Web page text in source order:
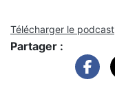
Télécharger le podcast
Partager :